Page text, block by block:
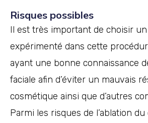
Risques possibles
Il est très important de choisir
expérimenté dans cette
ayant une bonne connaissance
faciale afin d’éviter un mauvais
cosmétique ainsi que d’autres
Parmi les risques de l’ablation